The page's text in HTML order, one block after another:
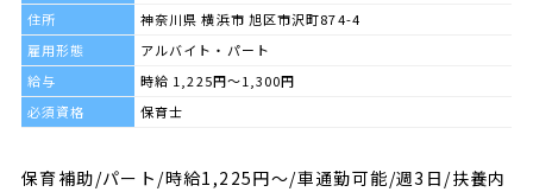
住所
神奈川県 横浜市 旭区市沢町874-4
雇用形態
アルバイト・パート
給与
時給 1,225円～1,300円
必須資格
保育士
保育補助/パート/時給1,225円～/車通勤可能/週3日/扶養内